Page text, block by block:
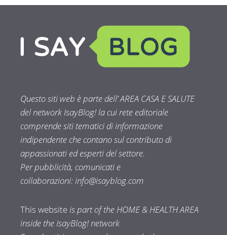
Questo siti web è parte dell’ AREA CASA E SALUTE
del network IsayBlog! la cui rete editoriale
comprende siti tematici di informazione
indipendente che contano sul contributo di
appassionati ed esperti del settore.
Per pubblicità, comunicati e
collaborazioni:info@isayblog.com
This websiteis part of the HOME & HEALTH AREA
inside the IsayBlog! network